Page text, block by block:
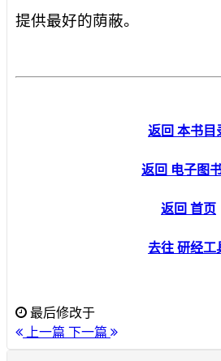
提供最好的荫蔽。
返回 本书目
返回 电子图
返回 首页
去往 研经工
最后修改于
上一篇 下一篇